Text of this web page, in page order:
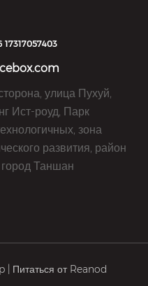
17317057403
улица Пухуй,
Ист-роуд, Парк
зона
развития, район
Таншан
| Питаться от Reanod